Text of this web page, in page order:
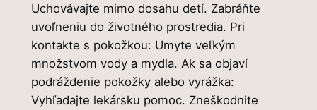
i
n
s
C
a
n
Uchovávajte mimo dosahu detí. Zabráňte
uvoľneniu do životného prostredia. Pri
kontakte s pokožkou: Umyte veľkým
množstvom vody a mydla. Ak sa objaví
podráždenie pokožky alebo vyrážka:
Vyhľadajte lekársku pomoc. Zneškodnite